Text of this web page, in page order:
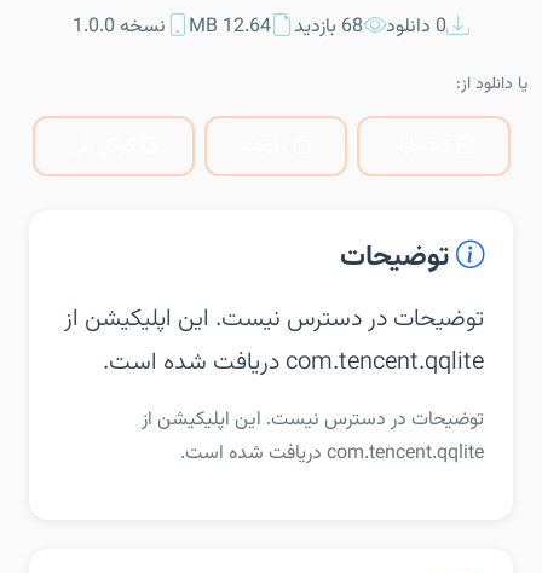
0 دانلود 68 بازدید 12.64 MB نسخه 1.0.0
یا دانلود از:
توضیحات
توضیحات در دسترس نیست. این اپلیکیشن از
com.tencent.qqlite دریافت شده است.
توضیحات در دسترس نیست. این اپلیکیشن از
com.tencent.qqlite دریافت شده است.